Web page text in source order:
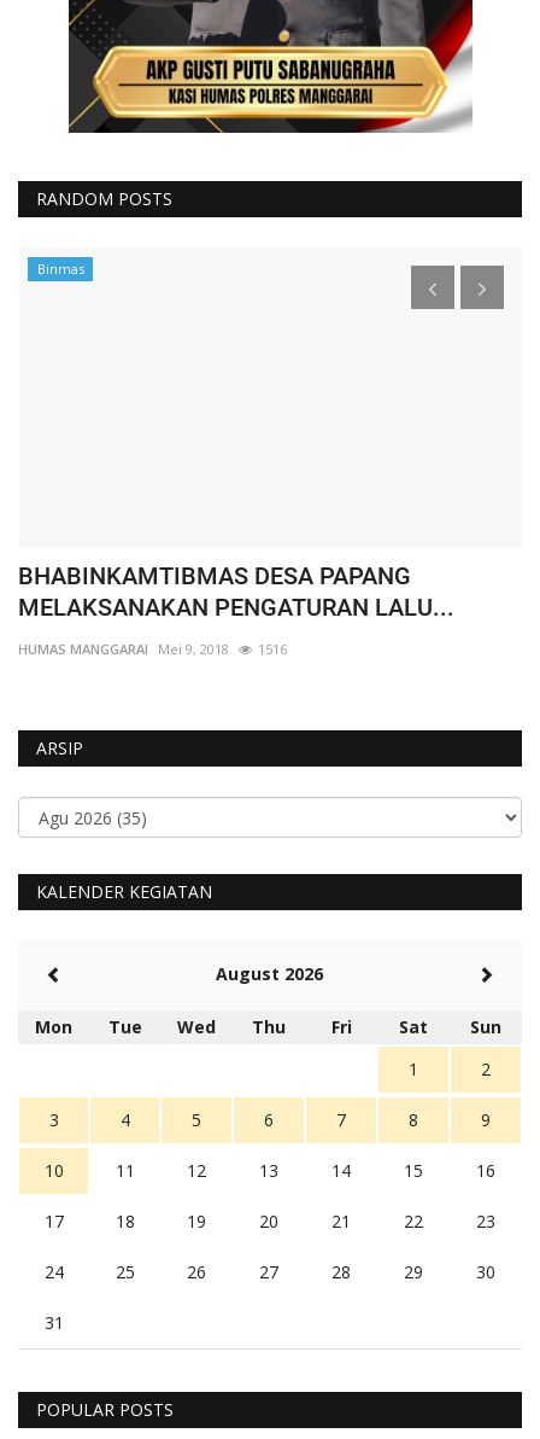
RANDOM POSTS
Binmas
BHABINKAMTIBMAS DESA PAPANG
MELAKSANAKAN PENGATURAN LALU...
HUMAS MANGGARAI Mei 9, 2018 1516
ARSIP
KALENDER KEGIATAN
August 2026
Mon Tue Wed Thu Fri Sat
Sun
1
2
3 4 5 6 7 8 9
10 11 12 13 14 15 16
17 18 19 20 21 22 23
24 25 26 27 28 29 30
31
POPULAR POSTS